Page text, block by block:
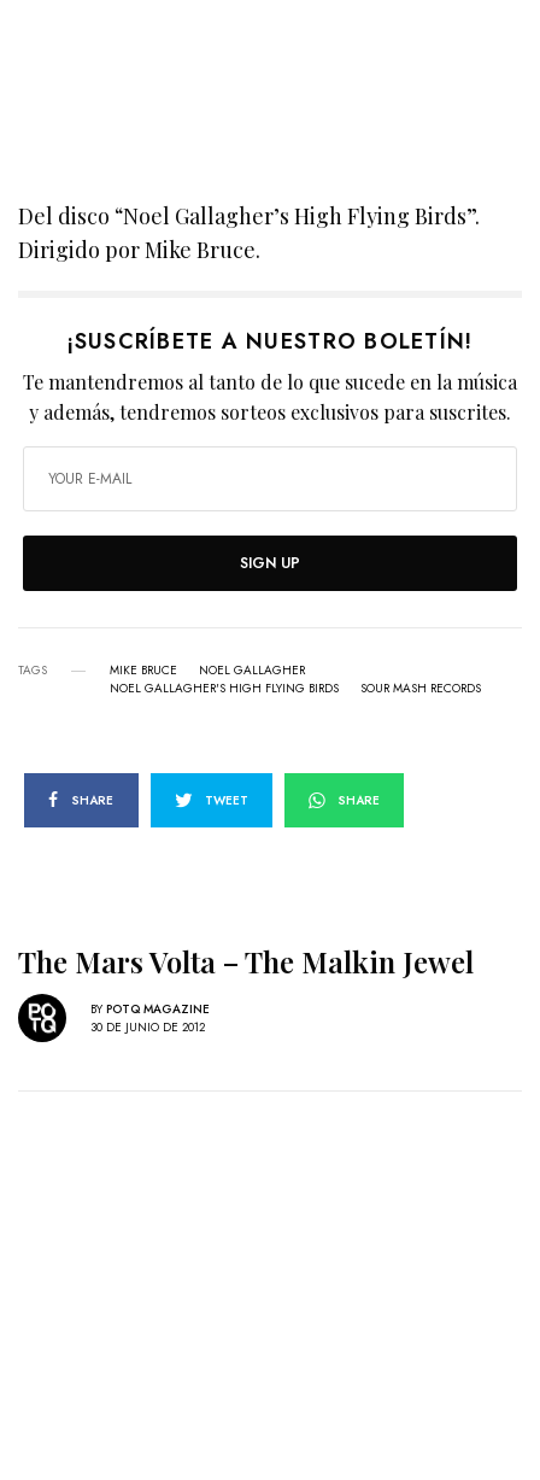
Del disco “Noel Gallagher’s High Flying Birds”.
Dirigido por Mike Bruce.
¡SUSCRÍBETE A NUESTRO BOLETÍN!
Te mantendremos al tanto de lo que sucede en la música
y además, tendremos sorteos exclusivos para suscrites.
SIGN UP
TAGS MIKE BRUCE
NOEL GALLAGHER
NOEL GALLAGHER'S HIGH FLYING BIRDS
SOUR MASH RECORDS
SHARE TWEET SHARE
The Mars Volta – The Malkin Jewel
BY POTQ MAGAZINE
30 DE JUNIO DE 2012